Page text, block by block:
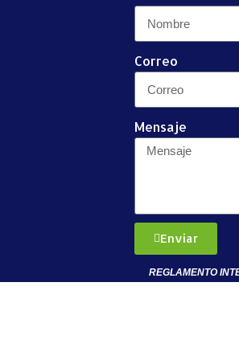
Correo
Mensaje
Enviar
REGLAMENTO